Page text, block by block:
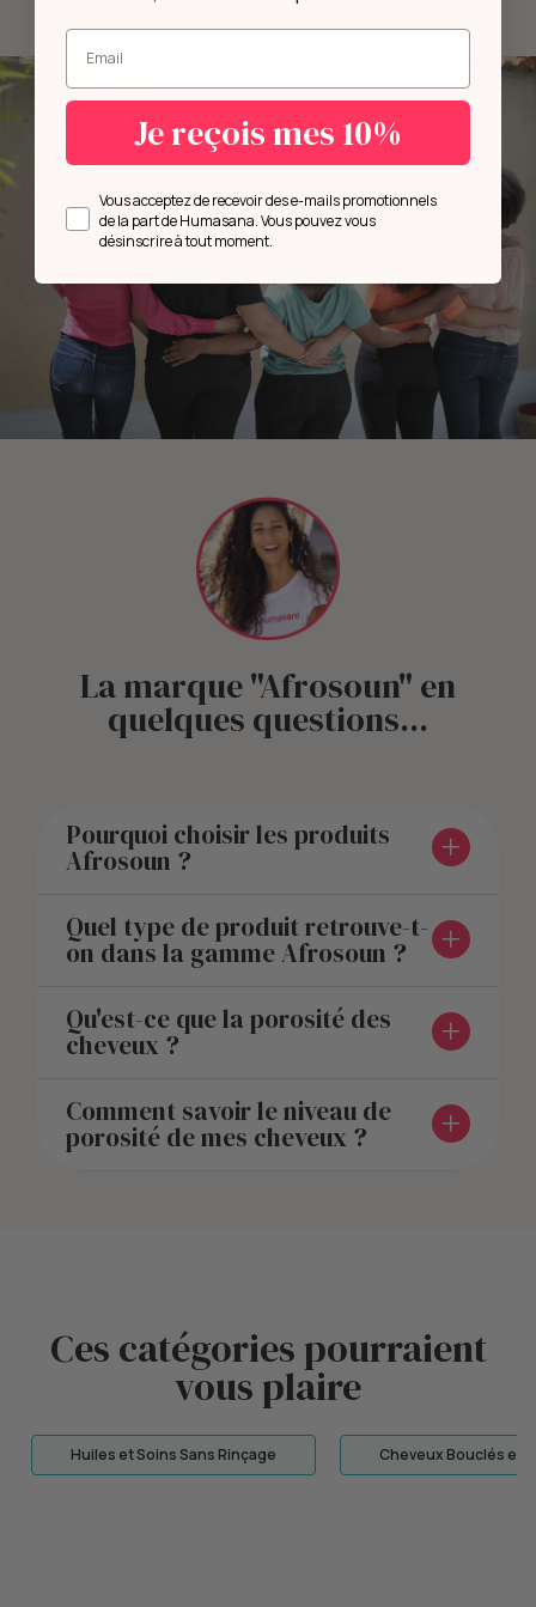
La marque "Afrosoun" en
quelques questions...
Pourquoi choisir les produits
Afrosoun ?
Quel type de produit retrouve-t-
on dans la gamme Afrosoun ?
Qu'est-ce que la porosité des
cheveux ?
Comment savoir le niveau de
porosité de mes cheveux ?
Ces catégories pourraient
vous plaire
Huiles et Soins Sans Rinçage Cheveux Bouclés et
Entrez votre mail.
Je reçois mes 10%
Opt inVous acceptez de recevoir des e-mails promotionnels
de la part de Humasana. Vous pouvez vous
désinscrire à tout moment.